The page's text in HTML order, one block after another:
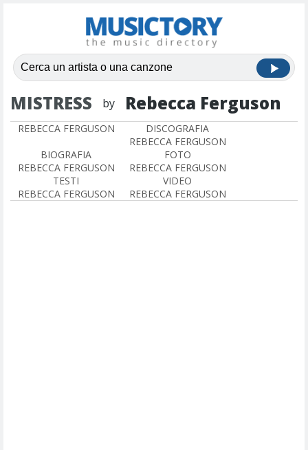
MISTRESS by Rebecca Ferguson
REBECCA FERGUSON
DISCOGRAFIA
REBECCA FERGUSON
BIOGRAFIA
REBECCA FERGUSON
FOTO
REBECCA FERGUSON
TESTI
REBECCA FERGUSON
VIDEO
REBECCA FERGUSON